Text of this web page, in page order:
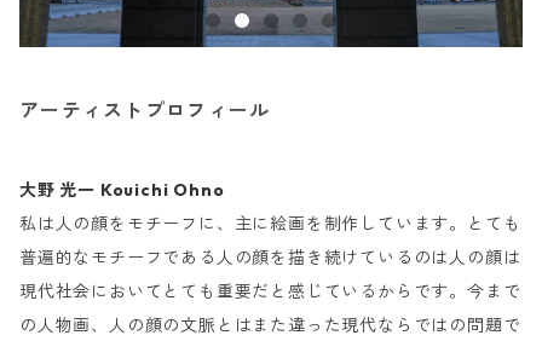
アーティストプロフィール
大野 光一 Kouichi Ohno
私は人の顔をモチーフに、主に絵画を制作しています。とても
普遍的なモチーフである人の顔を描き続けているのは人の顔は
現代社会においてとても重要だと感じているからです。今まで
の人物画、人の顔の文脈とはまた違った現代ならではの問題で